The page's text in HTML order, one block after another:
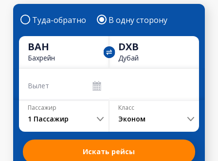
Туда-обратно В одну сторону
BAH
Бахрейн
DXB
Дубай
Вылет
Пассажир
1 Пассажир
Класс
Эконом
Искать рейсы